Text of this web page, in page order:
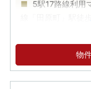
5駅17路線利用
線「田原町」駅徒
全邸2LDK南向
2026年8月入居
物